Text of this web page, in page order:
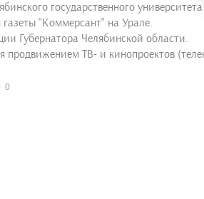
государственного
"Коммерсант" на Урале.
Губернатора Челябинской области.
продвижением ТВ- и кинопроектов
0